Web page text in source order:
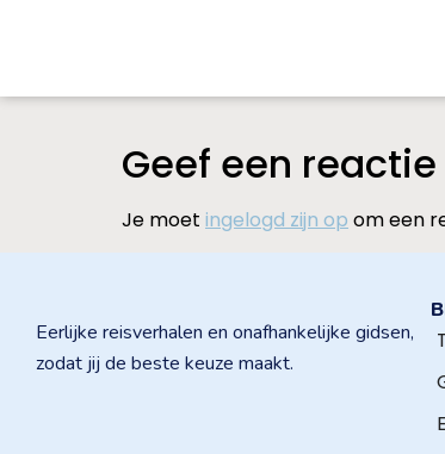
Geef een reactie
Je moet ingelogd zijn op om een
Eerlijke reisverhalen en onafhankelijke gidsen,
zodat jij de beste keuze maakt.